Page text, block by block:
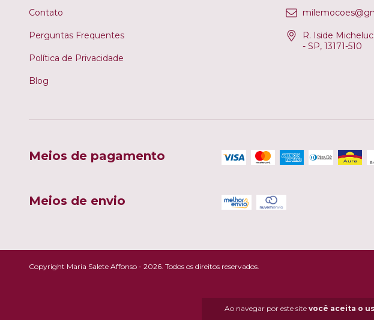
Ao navegar por este site você aceita o
Contato
Perguntas Frequentes
Política de Privacidade
Blog
R. Iside
- SP, 13171-510
Meios de pagamento
Meios de envio
Copyright Maria Salete Affonso - 2026. Todos os direitos reservados.